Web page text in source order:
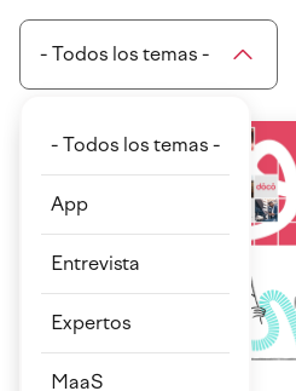
- Todos los temas -
- Todos los temas -
App
Entrevista
Expertos
MaaS